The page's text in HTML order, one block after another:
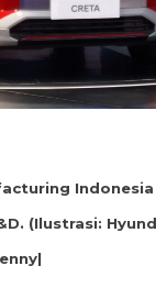
(Ilustrasi: